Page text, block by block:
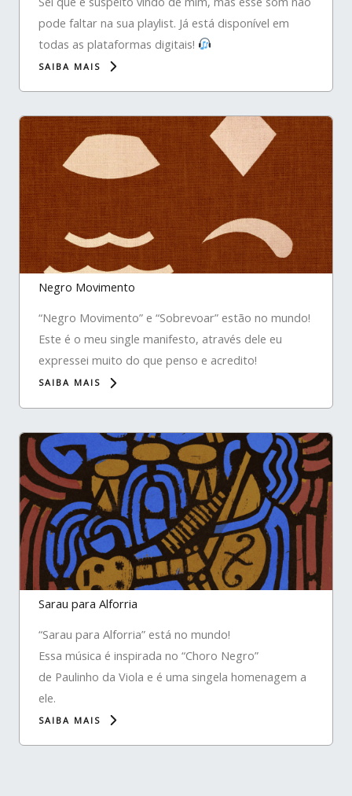
pode faltar na sua playlist. Já está disponível em
todas as plataformas digitais!
SAIBA MAIS
Negro Movimento
“Negro Movimento” e “Sobrevoar” estão no mundo!
Este é o meu single manifesto, através dele eu
expressei muito do que penso e acredito!
SAIBA MAIS
Sarau para Alforria
“Sarau para Alforria” está no mundo!
Essa música é inspirada no “Choro Negro”
de Paulinho da Viola e é uma singela homenagem a
ele.
SAIBA MAIS